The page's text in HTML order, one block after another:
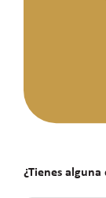
¿Tienes alguna